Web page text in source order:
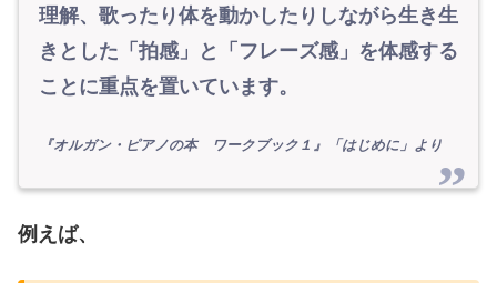
理解、歌ったり体を動かしたりしながら生き生
きとした「拍感」と「フレーズ感」を体感する
ことに重点を置いています。
『オルガン・ピアノの本 ワークブック１』「はじめに」より
例えば、